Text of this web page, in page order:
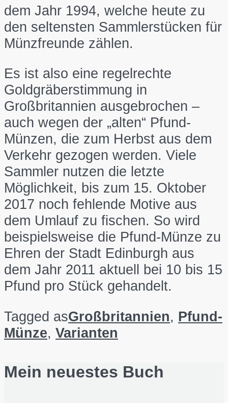
dem Jahr 1994, welche heute zu
den seltensten Sammlerstücken für
Münzfreunde zählen.
Es ist also eine regelrechte
Goldgräberstimmung in
Großbritannien ausgebrochen –
auch wegen der „alten“ Pfund-
Münzen, die zum Herbst aus dem
Verkehr gezogen werden. Viele
Sammler nutzen die letzte
Möglichkeit, bis zum 15. Oktober
2017 noch fehlende Motive aus
dem Umlauf zu fischen. So wird
beispielsweise die Pfund-Münze zu
Ehren der Stadt Edinburgh aus
dem Jahr 2011 aktuell bei 10 bis 15
Pfund pro Stück gehandelt.
Tagged asGroßbritannien, Pfund-
Münze, Varianten
Mein neuestes Buch